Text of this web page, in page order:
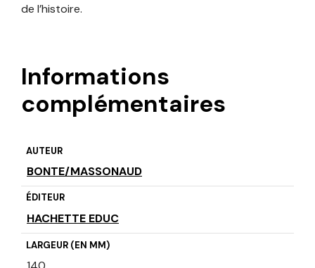
de l’histoire.
Informations
complémentaires
AUTEUR
BONTE/MASSONAUD
ÉDITEUR
HACHETTE EDUC
LARGEUR (EN MM)